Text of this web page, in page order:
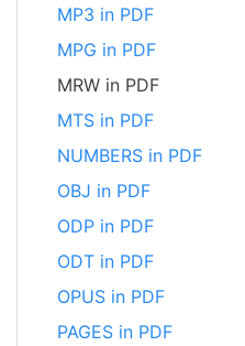
MP3 in PDF
MPG in PDF
MRW in PDF
MTS in PDF
NUMBERS in PDF
OBJ in PDF
ODP in PDF
ODT in PDF
OPUS in PDF
PAGES in PDF